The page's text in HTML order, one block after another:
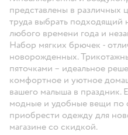
представлены в различных
труда выбрать подходящий
любого времени года и
Набор мягких брючек -
новорожденных.
пяточками – идеальное
комфортное и уютное
вашего малыша в праздник.
модные и удобные вещи по
приобрести одежду для
магазине со скидкой.